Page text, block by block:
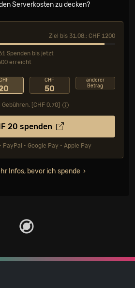
Serverkosten zu decken?
Ziel bis 31.08.: CHF 1200
Spenden bis jetzt
erreicht
CHF
50
anderer
Betrag
[CHF 0.70
20 spenden
PayPal • Google Pay • Apple Pay
Infos, bevor ich spende